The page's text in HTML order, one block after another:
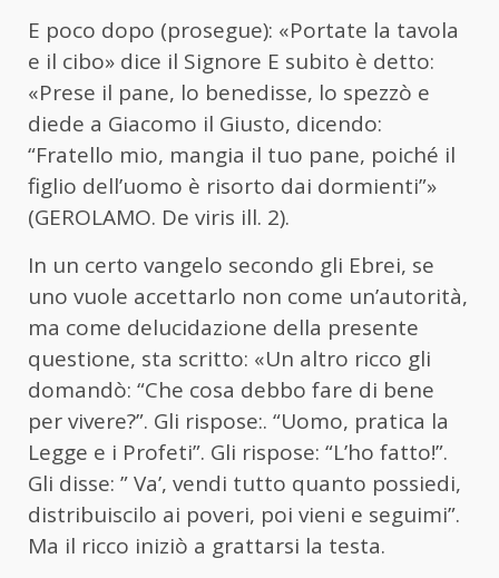
E poco dopo (prosegue): «Portate la tavola
e il cibo» dice il Signore E subito è detto:
«Prese il pane, lo benedisse, lo spezzò e
diede a Giacomo il Giusto, dicendo:
“Fratello mio, mangia il tuo pane, poiché il
figlio dell’uomo è risorto dai dormienti”»
(GEROLAMO. De viris ill. 2).
In un certo vangelo secondo gli Ebrei, se
uno vuole accettarlo non come un’autorità,
ma come delucidazione della presente
questione, sta scritto: «Un altro ricco gli
domandò: “Che cosa debbo fare di bene
per vivere?”. Gli rispose:. “Uomo, pratica la
Legge e i Profeti”. Gli rispose: “L’ho fatto!”.
Gli disse: ” Va’, vendi tutto quanto possiedi,
distribuiscilo ai poveri, poi vieni e seguimi”.
Ma il ricco iniziò a grattarsi la testa.